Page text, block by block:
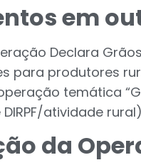
em
Declara
para produtores
temática
atividade
da